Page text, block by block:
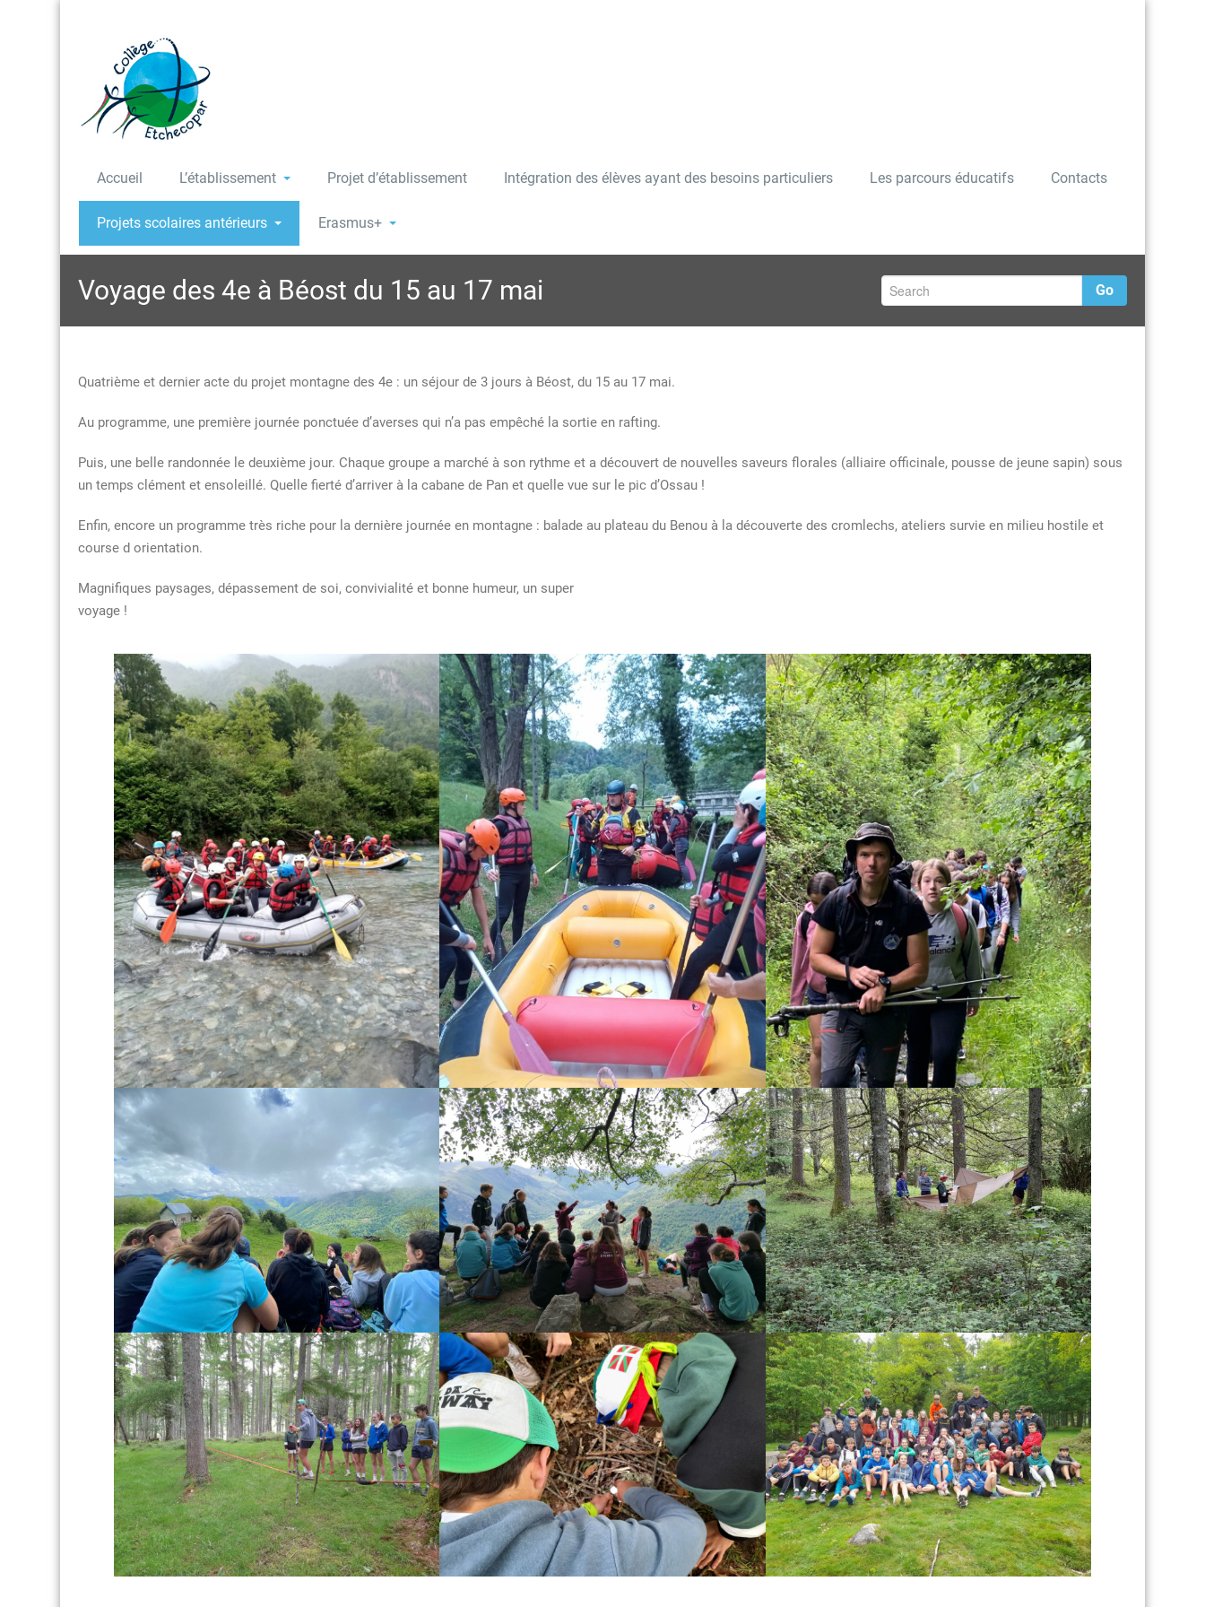
Accueil L’établissement Projet d’établissement Intégration des élèves ayant des besoins particuliers Les parcours éducatifs Contacts
Projets scolaires antérieurs Erasmus+
Voyage des 4e à Béost du 15 au 17 mai Go
Quatrième et dernier acte du projet montagne des 4e : un séjour de 3 jours à Béost, du 15 au 17 mai.
Au programme, une première journée ponctuée d’averses qui n’a pas empêché la sortie en rafting.
Puis, une belle randonnée le deuxième jour. Chaque groupe a marché à son rythme et a découvert de nouvelles saveurs florales (alliaire officinale, pousse de jeune sapin) sous
un temps clément et ensoleillé. Quelle fierté d’arriver à la cabane de Pan et quelle vue sur le pic d’Ossau !
Enfin, encore un programme très riche pour la dernière journée en montagne : balade au plateau du Benou à la découverte des cromlechs, ateliers survie en milieu hostile et
course d orientation.
Magnifiques paysages, dépassement de soi, convivialité et bonne humeur, un super
voyage !